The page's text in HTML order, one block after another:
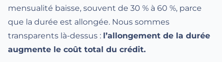
mensualité baisse, souvent de 30 % à 60 %, parce
que la durée est allongée. Nous sommes
transparents là-dessus : l’allongement de la durée
augmente le coût total du crédit.